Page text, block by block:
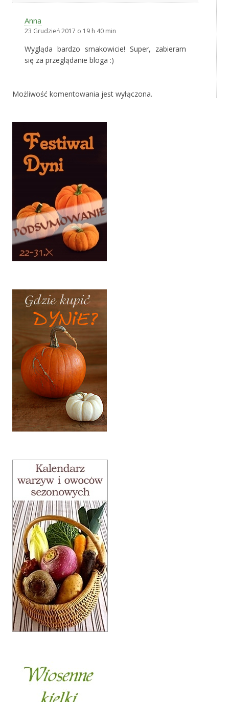
Anna
23 Grudzień 2017 o 19 h 40 min
Wygląda bardzo smakowicie! Super, zabieram
się za przeglądanie bloga :)
Możliwość komentowania jest wyłączona.